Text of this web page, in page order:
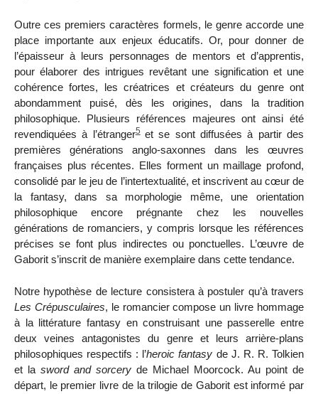
Outre ces premiers caractères formels, le genre accorde une
place importante aux enjeux éducatifs. Or, pour donner de
l’épaisseur à leurs personnages de mentors et d’apprentis,
pour élaborer des intrigues revêtant une signification et une
cohérence fortes, les créatrices et créateurs du genre ont
abondamment puisé, dès les origines, dans la tradition
philosophique. Plusieurs références majeures ont ainsi été
revendiquées à l’étranger5 et se sont diffusées à partir des
premières générations anglo-saxonnes dans les œuvres
françaises plus récentes. Elles forment un maillage profond,
consolidé par le jeu de l’intertextualité, et inscrivent au cœur de
la fantasy, dans sa morphologie même, une orientation
philosophique encore prégnante chez les nouvelles
générations de romanciers, y compris lorsque les références
précises se font plus indirectes ou ponctuelles. L’œuvre de
Gaborit s’inscrit de manière exemplaire dans cette tendance.
Notre hypothèse de lecture consistera à postuler qu’à travers
Les Crépusculaires, le romancier compose un livre hommage
à la littérature fantasy en construisant une passerelle entre
deux veines antagonistes du genre et leurs arrière-plans
philosophiques respectifs : l’heroic fantasy de J. R. R. Tolkien
et la sword and sorcery de Michael Moorcock. Au point de
départ, le premier livre de la trilogie de Gaborit est informé par